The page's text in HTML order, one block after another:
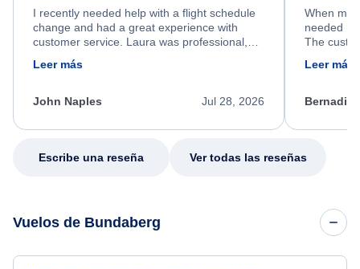
I recently needed help with a flight schedule
change and had a great experience with
customer service. Laura was professional,
friendly, and very helpful throughout the
process. She quickly found a solution and
appreciate her excellent service.
Leer más
Jul 28, 2026
John Naples
When my
needed
The
calm,
my issue.
Leer más
Escribe una reseña Ver todas las reseñas
Vuelos de Bundaberg